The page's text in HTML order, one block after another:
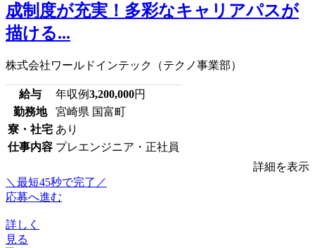
成制度が充実！多彩なキャリアパスが
描ける...
株式会社ワールドインテック（テクノ事業部）
給与 年収例3,200,000円
勤務地
宮崎県 国富町
寮・社宅 あり
仕事内容 プレエンジニア・正社員
詳細を表示
＼最短45秒で完了／
応募へ進む
詳しく
見る